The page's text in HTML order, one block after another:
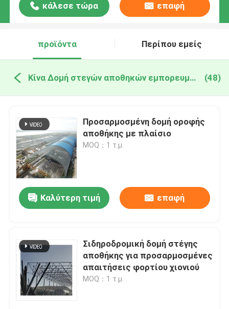
κάλεσε τώρα επαφή
προϊόντα Περίπου εμείς
Κίνα Δομή στεγών αποθηκών εμπορευμάτων (48)
Προσαρμοσμένη δομή οροφής
αποθήκης με πλαίσιο
MOQ：1 τ.μ.
Καλύτερη τιμή επαφή
Σιδηροδρομική δομή στέγης
αποθήκης για προσαρμοσμένες
απαιτήσεις φορτίου χιονιού
MOQ：1 τ.μ.